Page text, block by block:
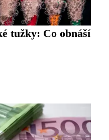
tužky: Co obnáší